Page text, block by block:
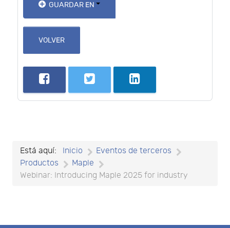
GUARDAR EN
VOLVER
Está aquí: Inicio
Eventos de terceros
Productos
Maple
Webinar: Introducing Maple 2025 for industry